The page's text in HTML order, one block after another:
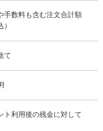
手数料も含む注文合計額
）
て
ト利用後の残金に対して